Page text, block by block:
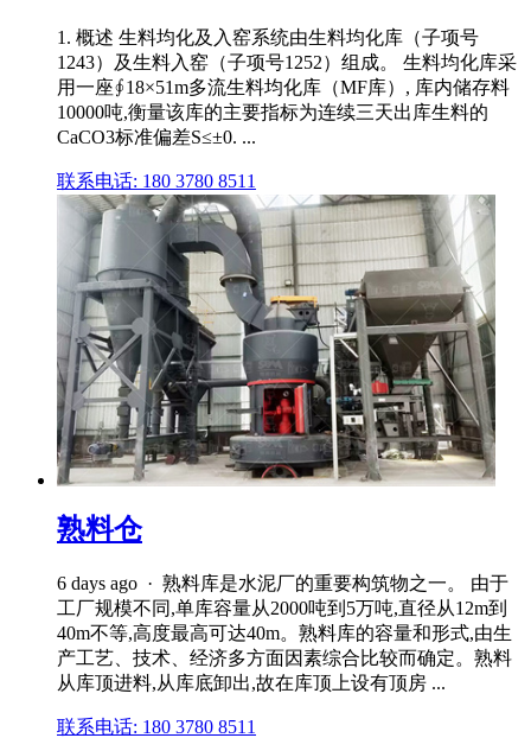
1. 概述 生料均化及入窑系统由生料均化库（子项号
1243）及生料入窑（子项号1252）组成。 生料均化库采
用一座∮18×51m多流生料均化库（MF库）, 库内储存料
10000吨,衡量该库的主要指标为连续三天出库生料的
CaCO3标准偏差S≤±0. ...
联系电话: 180 3780 8511
熟料仓
6 days ago · 熟料库是水泥厂的重要构筑物之一。 由于
工厂规模不同,单库容量从2000吨到5万吨,直径从12m到
40m不等,高度最高可达40m。熟料库的容量和形式,由生
产工艺、技术、经济多方面因素综合比较而确定。熟料
从库顶进料,从库底卸出,故在库顶上设有顶房 ...
联系电话: 180 3780 8511